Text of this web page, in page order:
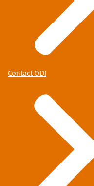
Contact ODI